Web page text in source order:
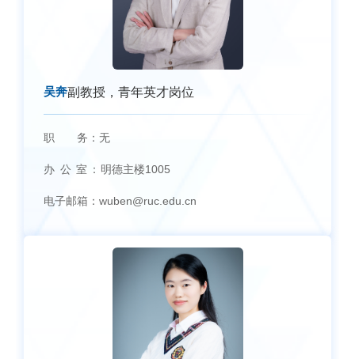
吴奔副教授，青年英才岗位
职 务： 无
办 公 室： 明德主楼1005
电子邮箱： wuben@ruc.edu.cn